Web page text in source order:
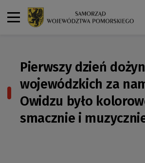
Pierwszy dzień
wojewódzkich za
Owidzu było
smacznie i